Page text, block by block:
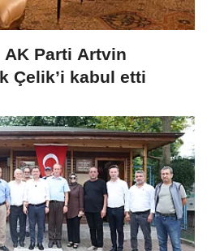
Parti Artvin
Çelik’i kabul etti